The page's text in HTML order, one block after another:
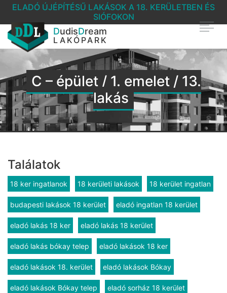
ELADÓ ÚJÉPÍTÉSŰ LAKÁSOK A 18. KERÜLETBEN ÉS
SIÓFOKON
DudisDream
LAKÓPARK
C – épület / 1. emelet / 13.
lakás
Találatok
18 ker ingatlanok 18 kerületi lakások 18 kerület ingatlan
budapesti lakások 18 kerület eladó ingatlan 18 kerület
eladó lakás 18 ker eladó lakás 18 kerület
eladó lakás bókay telep eladó lakások 18 ker
eladó lakások 18. kerület eladó lakások Bókay
eladó lakások Bókay telep eladó sorház 18 kerület